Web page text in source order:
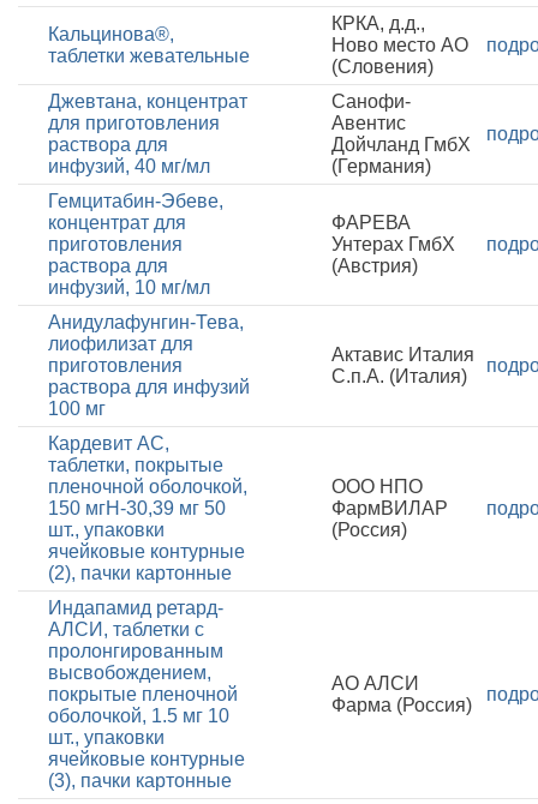
Кальцинова®,
таблетки жевательные
КРКА, д.д.,
Ново место АО
(Словения)
Джевтана, концентрат
для приготовления
раствора для
инфузий, 40 мг/мл
Санофи-
Авентис
Дойчланд ГмбХ
(Германия)
Гемцитабин-Эбеве,
концентрат для
приготовления
раствора для
инфузий, 10 мг/мл
ФАРЕВА
Унтерах ГмбХ
(Австрия)
Анидулафунгин-Тева,
лиофилизат для
приготовления
раствора для инфузий
100 мг
Актавис Италия
С.п.А. (Италия)
Кардевит АС,
таблетки, покрытые
пленочной оболочкой,
150 мгН-30,39 мг 50
шт., упаковки
ячейковые контурные
(2), пачки картонные
ООО НПО
ФармВИЛАР
(Россия)
Индапамид ретард-
АЛСИ, таблетки с
пролонгированным
высвобождением,
покрытые пленочной
оболочкой, 1.5 мг 10
шт., упаковки
ячейковые контурные
(3), пачки картонные
АО АЛСИ
Фарма (Россия)